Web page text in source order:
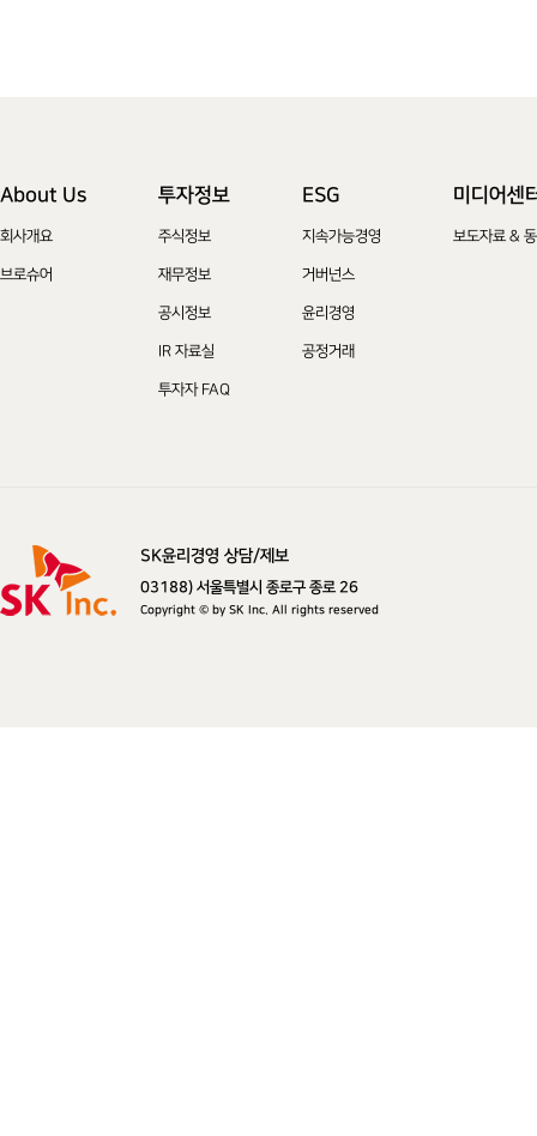
About Us
회사개요
브로슈어
투자정보
주식정보
재무정보
공시정보
IR 자료실
투자자 FAQ
ESG
지속가능경영
거버넌스
윤리경영
공정거래
미디어센
보도자료 &
SK주식회사 SK윤리경영 상담/제보
03188) 서울특별시 종로구 종로 26
Copyright © by SK Inc. All rights reserved